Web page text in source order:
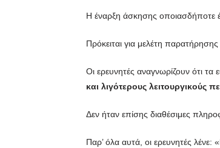
Η έναρξη άσκησης οποιασδήποτε
Πρόκειται για μελέτη
Oι ερευνητές αναγνωρίζουν ότι
και λιγότερους λειτουργικούς
Δεν ήταν επίσης διαθέσιμες
Παρ’ όλα αυτά, οι ερευνητές λένε: